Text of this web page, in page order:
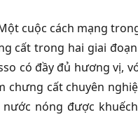
Một cuộc cách mạng
cất trong hai giai
có đầy đủ hương vị,
chưng cất chuyên
nóng được